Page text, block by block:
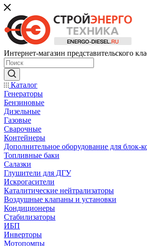
Интернет-магазин представительского
Каталог
Генераторы
Бензиновые
Дизельные
Газовые
Сварочные
Контейнеры
Дополнительное оборудование для блок-
Топливные баки
Салазки
Глушители для ДГУ
Искрогасители
Каталитические нейтрализаторы
Воздушные клапаны и установки
Кондиционеры
Стабилизаторы
ИБП
Инверторы
Мотопомпы